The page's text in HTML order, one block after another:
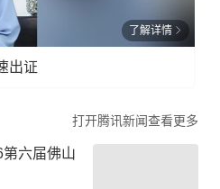
了解详情
出证
打开腾讯新闻查看更多
六届佛山